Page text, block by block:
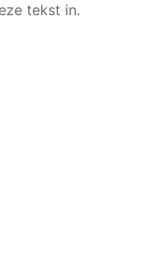
tekst in.